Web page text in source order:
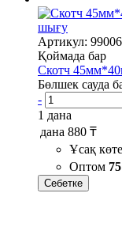
шығу
Артикул:
Қоймада бар
Скотч
Бөлшек сауда
-
1 дана
дана 880 ₸
Ұсақ
Оптом 75
Себетке